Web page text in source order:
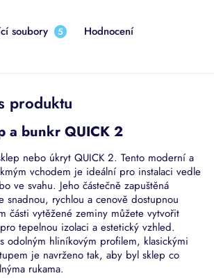
soubory 5
Hodnocení
produktu
a bunkr QUICK 2
nebo úkryt QUICK 2. Tento moderní a
vchodem je ideální pro instalaci vedle
ve svahu. Jeho částečně zapuštěná
snadnou, rychlou a cenově dostupnou
části vytěžené zeminy můžete vytvořit
tepelnou izolaci a estetický vzhled.
odolným hliníkovým profilem, klasickými
je navrženo tak, aby byl sklep co
rukama.